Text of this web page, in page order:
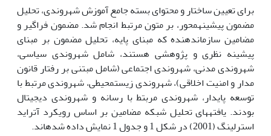
برای تعیین ساختار و محتوای بسته جامع آموزش شهروندی، تحلیل
مضمون پیشینه­محور، بر متون مرتبط انجام شد. مضمون فراگیر و
مضامین سازمان­دهنده که مبنای پایه، تحلیل مضمون بر مبنای
پیشینه نظری و پژوهشی هستند، شامل شهروندی سیاسی،
شهروندی مدنی، شهروندی اجتماعی (شامل مبتنی بر رفتار قانون
مدار و امنیت اخلاقی)، شهروندی زیست­محیطی، شهروندی مرتبط با
توسعه پایدار، شهروندی مربتط با رسانه و شهروندی دیجیتال
بودند. یافته­های تحلیل شبکه مضامین بر اساس رویکرد آتراید
استرلینگ (2001) در شکل 1 و جدول 1 نمایش داده ‌شده­اند.